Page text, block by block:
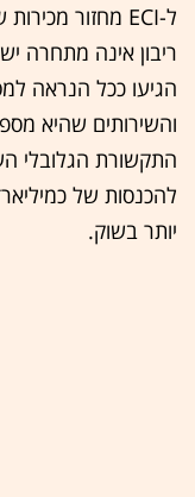
הגיעו ככל הנראה
והשירותים שהיא
התקשורת הגלובלי
להכנסות של
יותר בשוק.